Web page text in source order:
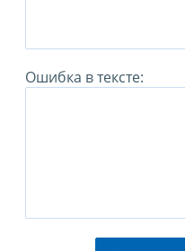
Ошибка в тексте: